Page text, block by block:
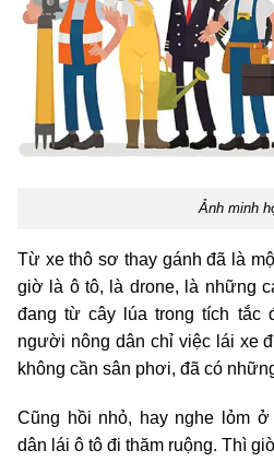
Ảnh minh
Từ xe thô sơ thay gánh đã là
giờ là ô tô, là drone, là những
đang từ cây lúa trong tích tắc
người nông dân chỉ việc lái xe
không cần sân phơi, đã có
Cũng hồi nhỏ, hay nghe lỏm
dân lái ô tô đi thăm ruộng. Thì